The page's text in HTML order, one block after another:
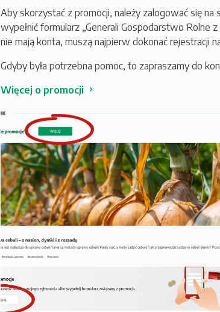
Aby skorzystać z promocji, należy zalogować się
wypełnić formularz „Generali Gospodarstwo Rolne
nie mają konta, muszą najpierw dokonać rejestracji
Gdyby była potrzebna pomoc, to zapraszamy do
Więcej o promocji